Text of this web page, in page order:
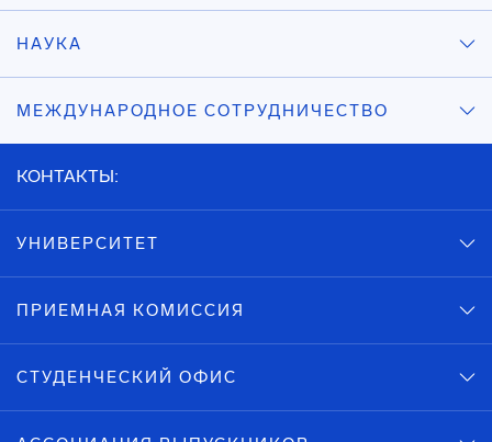
НАУКА
МЕЖДУНАРОДНОЕ СОТРУДНИЧЕСТВО
КОНТАКТЫ:
УНИВЕРСИТЕТ
ПРИЕМНАЯ КОМИССИЯ
СТУДЕНЧЕСКИЙ ОФИС